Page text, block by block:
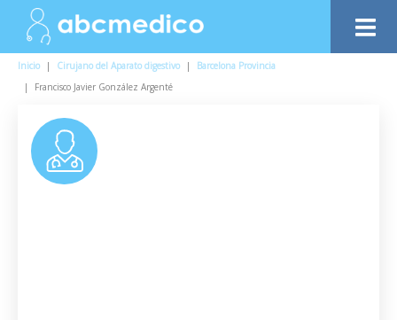
Inicio | Cirujano del Aparato digestivo |
Barcelona Provincia
|
Francisco Javier González Argenté